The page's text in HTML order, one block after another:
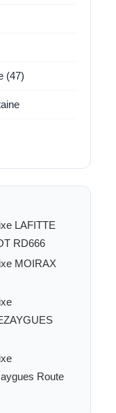
(47)
LAFITTE
RD666
MOIRAX
Route